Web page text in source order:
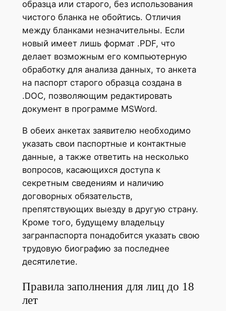
образца или старого, без использования
чистого бланка не обойтись. Отличия
между бланками незначительны. Если
новый имеет лишь формат .PDF, что
делает возможным его компьютерную
обработку для анализа данных, то анкета
на паспорт старого образца создана в
.DOC, позволяющим редактировать
документ в программе MSWord.
В обеих анкетах заявителю необходимо
указать свои паспортные и контактные
данные, а также ответить на несколько
вопросов, касающихся доступа к
секретным сведениям и наличию
договорных обязательств,
препятствующих выезду в другую страну.
Кроме того, будущему владельцу
загранпаспорта понадобится указать свою
трудовую биографию за последнее
десятилетие.
Правила заполнения для лиц до 18
лет